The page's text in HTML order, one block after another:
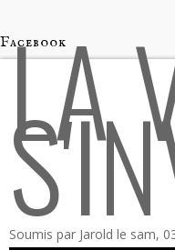
Facebook
LA
Soumis par Jarold le sam,